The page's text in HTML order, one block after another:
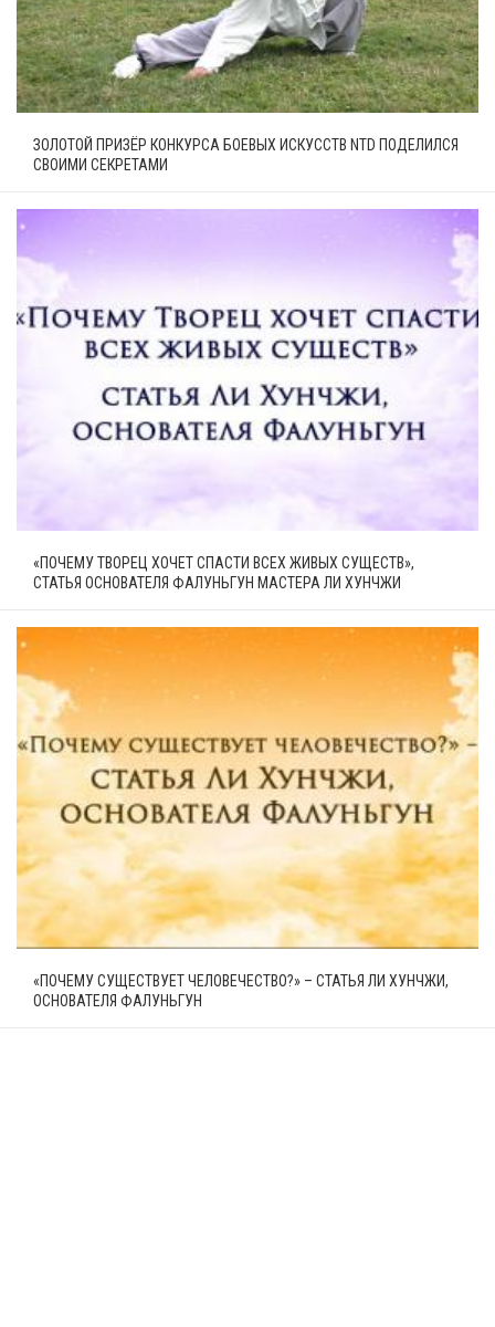
ЗОЛОТОЙ ПРИЗЁР КОНКУРСА БОЕВЫХ ИСКУССТВ NTD ПОДЕЛИЛСЯ
СВОИМИ СЕКРЕТАМИ
«ПОЧЕМУ ТВОРЕЦ ХОЧЕТ СПАСТИ ВСЕХ ЖИВЫХ СУЩЕСТВ»,
СТАТЬЯ ОСНОВАТЕЛЯ ФАЛУНЬГУН МАСТЕРА ЛИ ХУНЧЖИ
«ПОЧЕМУ СУЩЕСТВУЕТ ЧЕЛОВЕЧЕСТВО?» – СТАТЬЯ ЛИ ХУНЧЖИ,
ОСНОВАТЕЛЯ ФАЛУНЬГУН